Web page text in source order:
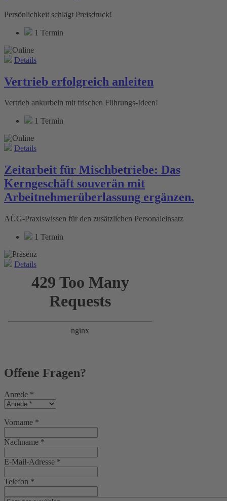
Persönlichkeit schlägt Preisdruck!
1 Termin
Details
Vertrieb erfolgreich anleiten
Vertrieb ankurbeln mit frischen Führungs-Ideen!
1 Termin
Details
Zeitarbeit für Mischbetriebe: Das
Kerngeschäft souverän mit
Arbeitnehmerüberlassung ergänzen.
AÜG-Praxiswissen für den zusätzlichen Personaleinsatz
1 Termin
Details
Offene Fragen?
Anrede *
Vorname *
Nachname *
E-Mail-Adresse *
Telefon *